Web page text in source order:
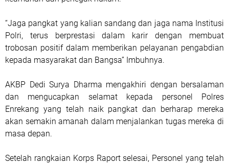
“Jaga pangkat yang kalian sandang dan jaga nama Institusi
Polri, terus berprestasi dalam karir dengan membuat
trobosan positif dalam memberikan pelayanan pengabdian
kepada masyarakat dan Bangsa” Imbuhnya.
AKBP Dedi Surya Dharma mengakhiri dengan bersalaman
dan mengucapkan selamat kepada personel Polres
Enrekang yang telah naik pangkat dan berharap mereka
akan semakin amanah dalam menjalankan tugas mereka di
masa depan.
Setelah rangkaian Korps Raport selesai, Personel yang telah